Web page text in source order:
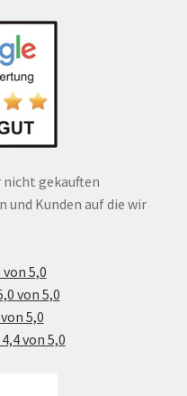
nicht gekauften
und Kunden auf die wir
5,0
von 5,0
5,0
von 5,0